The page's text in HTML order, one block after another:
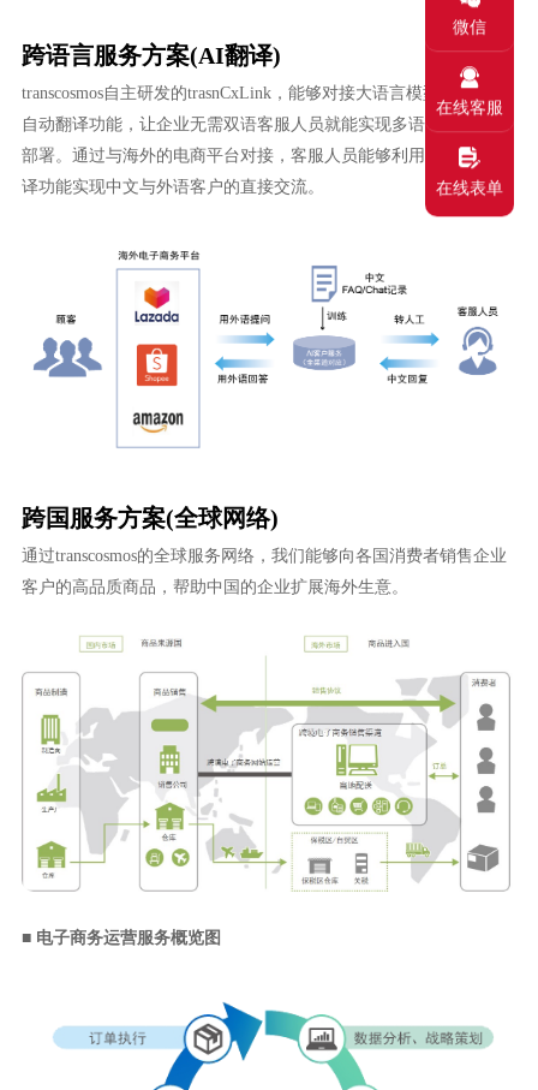
跨语言服务方案(AI翻译)
transcosmos自主研发的trasnCxLink，能够对接大语言模型从而实现
自动翻译功能，让企业无需双语客服人员就能实现多语种的AI客服
部署。通过与海外的电商平台对接，客服人员能够利用AI的自动翻
译功能实现中文与外语客户的直接交流。
跨国服务方案(全球网络)
通过transcosmos的全球服务网络，我们能够向各国消费者销售企业
客户的高品质商品，帮助中国的企业扩展海外生意。
■ 电子商务运营服务概览图
微信
在线客服
在线表单